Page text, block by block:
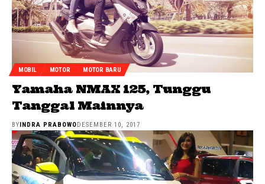
MOBIL MOTOR MOTOR BARU
Yamaha NMAX 125, Tunggu
Tanggal Mainnya
BYINDRA PRABOWODESEMBER 10, 2017